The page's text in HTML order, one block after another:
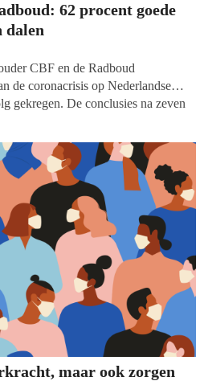
62 procent goede
dalen
CBF en de Radboud
de coronacrisis op Nederlandse
gekregen. De conclusies na zeven
In vergelijking met de
deelnemende goede doelen tot
maar ook zorgen